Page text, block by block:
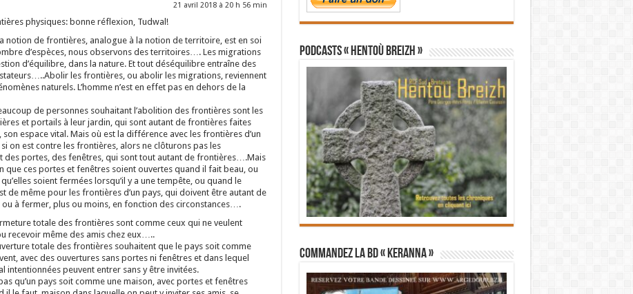
21 avril 2018 à 20 h 56 min
physiques: bonne réflexion, Tudwal!
notion de frontières, analogue à la notion de territoire, est en soi
d’espèces, nous observons des territoires…. Les migrations
d’équilibre, dans la nature. Et tout déséquilibre entraîne des
les frontières, ou abolir les migrations, reviennent
naturels. L’homme n’est en effet pas en dehors de la
de personnes souhaitant l’abolition des frontières sont les
et portails à leur jardin, qui sont autant de frontières faites
espace vital. Mais où est la différence avec les frontières d’un
on est contre les frontières, alors ne clôturons pas les
des portes, des fenêtres, qui sont tout autant de frontières….Mais
que ces portes et fenêtres soient ouvertes quand il fait beau, ou
soient fermées lorsqu’il y a une tempête, ou quand le
même pour les frontières d’un pays, qui doivent être autant de
à fermer, plus ou moins, en fonction des circonstances….
totale des frontières sont comme ceux qui ne veulent
recevoir même des amis chez eux…..
totale des frontières souhaitent que le pays soit comme
avec des ouvertures sans portes ni fenêtres et dans lequel
intentionnées peuvent entrer sans y être invitées.
qu’un pays soit comme une maison, avec portes et fenêtres
PODCASTS « Hentoù Breizh »
Commandez la BD « Keranna »